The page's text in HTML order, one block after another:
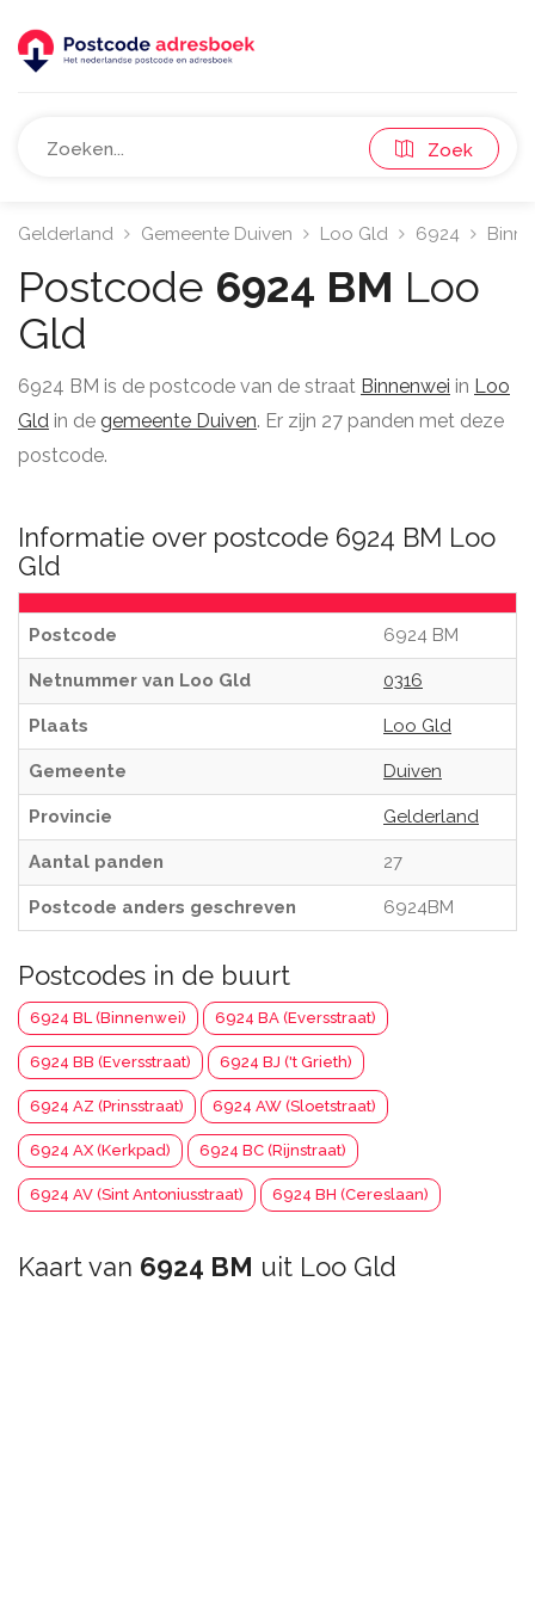
Zoek
Gelderland Gemeente Duiven Loo Gld 6924
Postcode 6924 BM Loo
Gld
6924 BM is de postcode van de straat Binnenwei in Loo
Gld in de gemeente Duiven. Er zijn 27 panden met deze
postcode.
Informatie over postcode 6924 BM Loo
Gld
Postcode 6924 BM
Netnummer van Loo Gld 0316
Plaats Loo Gld
Gemeente Duiven
Provincie Gelderland
Aantal panden 27
Postcode anders geschreven 6924BM
Postcodes in de buurt
6924 BL (Binnenwei) 6924 BA (Eversstraat)
6924 BB (Eversstraat) 6924 BJ ('t Grieth)
6924 AZ (Prinsstraat) 6924 AW (Sloetstraat)
6924 AX (Kerkpad) 6924 BC (Rijnstraat)
6924 AV (Sint Antoniusstraat) 6924 BH (Cereslaan)
Kaart van 6924 BM uit Loo Gld